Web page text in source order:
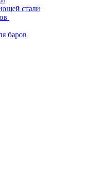
стали
баров